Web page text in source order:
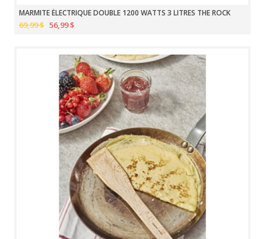
MARMITE ÉLECTRIQUE DOUBLE 1200 WATTS 3 LITRES THE ROCK
69,99 $ 56,99 $